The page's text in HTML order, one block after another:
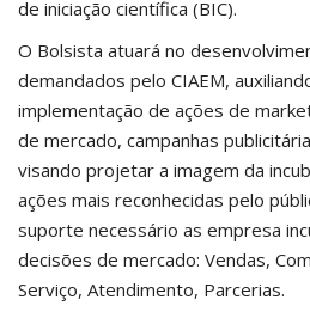
de iniciação científica (BIC).
O Bolsista atuará no
demandados pelo CIAEM,
implementação de ações de
de mercado, campanhas
visando projetar a imagem da
ações mais reconhecidas pelo
suporte necessário as empresa
decisões de mercado: Vendas,
Serviço, Atendimento, Parcerias.